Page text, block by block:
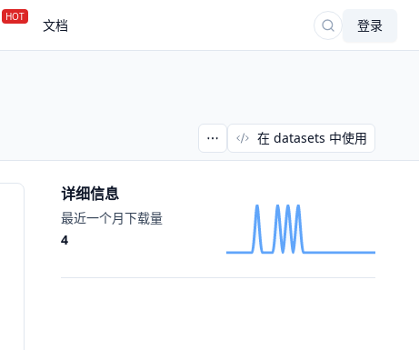
HOT 文档 登录
在 datasets 中使用
详细信息
最近一个月下载量
4